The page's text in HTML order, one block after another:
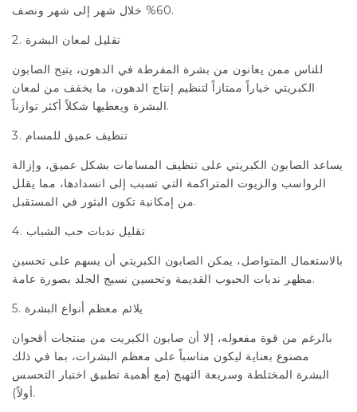
60% خلال شهر إلى شهر ونصف.
2. تقليل لمعان البشرة
للناس ممن يعانون من بشرة المفرطة في الدهون، يتيح الصابون
الكبريتي خياراً ممتازاً لتنظيم إنتاج الدهون، ما يخفف من لمعان
البشرة ويعطيها شكلاً أكثر توازناً.
3. تنظيف عميق للمسام
يساعد الصابون الكبريتي على تنظيف المسامات بشكل عميق، وإزالة
الرواسب والزيوت المتراكمة التي تسبب إلى انسدادها، مما يقلل
من إمكانية تكون البثور في المستقبل.
4. تقليل ندبات حب الشباب
بالاستعمال المتواصل، يمكن الصابون الكبريتي أن يسهم على تحسين
مظهر ندبات الحبوب القديمة وتحسين نسيج الجلد بصورة عامة.
5. يلائم معظم أنواع البشرة
بالرغم من قوة مفعوله، إلا أن صابون الكبريت من منتجات أقحوان
مصنوع بعناية ليكون مناسباً على معظم البشرات، بما في ذلك
البشرة المختلطة وسريعة التهيج (مع أهمية تطبيق اختبار التحسس
أولاً).